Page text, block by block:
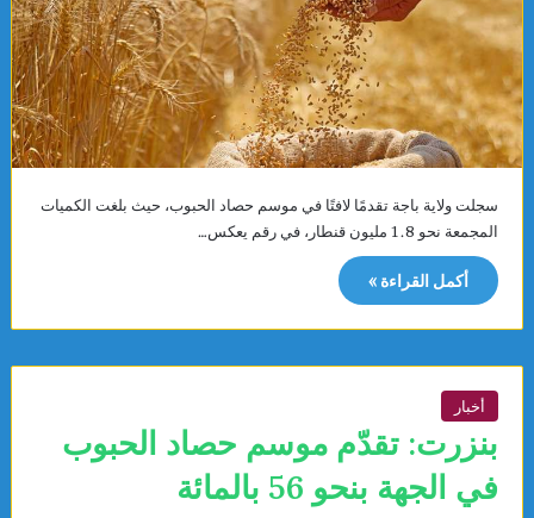
سجلت ولاية باجة تقدمًا لافتًا في موسم حصاد الحبوب، حيث بلغت الكميات
المجمعة نحو 1.8 مليون قنطار، في رقم يعكس…
أكمل القراءة »
أخبار
بنزرت: تقدّم موسم حصاد الحبوب
في الجهة بنحو 56 بالمائة